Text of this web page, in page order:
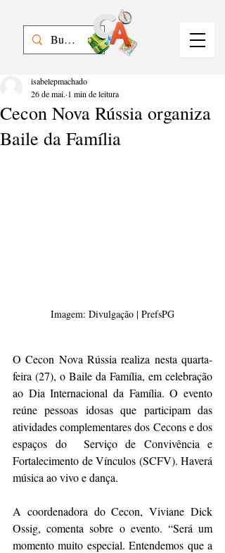
Cecon Nova Rússia organiza
Baile da Família
isabelepmachado
26 de mai. 1 min de leitura
Imagem: Divulgação | PrefsPG
O Cecon Nova Rússia realiza nesta quarta-
feira (27), o Baile da Família, em celebração
ao Dia Internacional da Família. O evento
reúne pessoas idosas que participam das
atividades complementares dos Cecons e dos
espaços do  Serviço de Convivência e
Fortalecimento de Vínculos (SCFV). Haverá
música ao vivo e dança.
A coordenadora do Cecon, Viviane Dick
Ossig, comenta sobre o evento. “Será um
momento muito especial. Entendemos que a